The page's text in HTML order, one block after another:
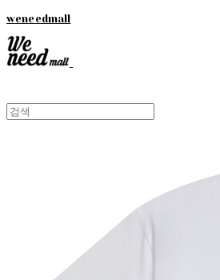
weneedmall